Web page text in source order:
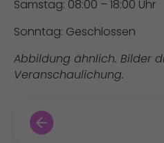
Samstag: 08:00 – 18:00 Uhr
Sonntag: Geschlossen
Abbildung ähnlich. Bilder
Veranschaulichung.